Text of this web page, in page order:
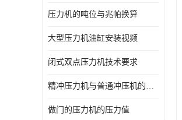
压力机的吨位与兆帕换算
大型压力机油缸安装视频
闭式双点压力机技术要求
精冲压力机与普通冲压机的区别
做门的压力机的压力值